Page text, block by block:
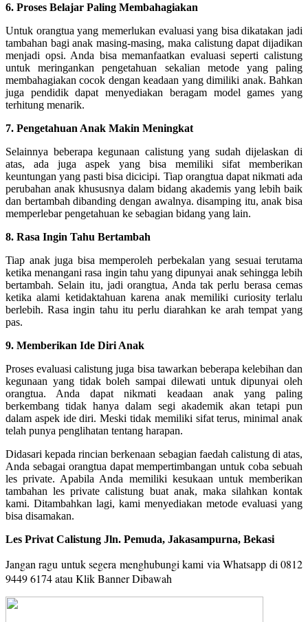
6. Proses Belajar Paling Membahagiakan
Untuk orangtua yang memerlukan evaluasi yang bisa dikatakan jadi
tambahan bagi anak masing-masing, maka calistung dapat dijadikan
menjadi opsi. Anda bisa memanfaatkan evaluasi seperti calistung
untuk meringankan pengetahuan sekalian metode yang paling
membahagiakan cocok dengan keadaan yang dimiliki anak. Bahkan
juga pendidik dapat menyediakan beragam model games yang
terhitung menarik.
7. Pengetahuan Anak Makin Meningkat
Selainnya beberapa kegunaan calistung yang sudah dijelaskan di
atas, ada juga aspek yang bisa memiliki sifat memberikan
keuntungan yang pasti bisa dicicipi. Tiap orangtua dapat nikmati ada
perubahan anak khususnya dalam bidang akademis yang lebih baik
dan bertambah dibanding dengan awalnya. disamping itu, anak bisa
memperlebar pengetahuan ke sebagian bidang yang lain.
8. Rasa Ingin Tahu Bertambah
Tiap anak juga bisa memperoleh perbekalan yang sesuai terutama
ketika menangani rasa ingin tahu yang dipunyai anak sehingga lebih
bertambah. Selain itu, jadi orangtua, Anda tak perlu berasa cemas
ketika alami ketidaktahuan karena anak memiliki curiosity terlalu
berlebih. Rasa ingin tahu itu perlu diarahkan ke arah tempat yang
pas.
9. Memberikan Ide Diri Anak
Proses evaluasi calistung juga bisa tawarkan beberapa kelebihan dan
kegunaan yang tidak boleh sampai dilewati untuk dipunyai oleh
orangtua. Anda dapat nikmati keadaan anak yang paling
berkembang tidak hanya dalam segi akademik akan tetapi pun
dalam aspek ide diri. Meski tidak memiliki sifat terus, minimal anak
telah punya penglihatan tentang harapan.
Didasari kepada rincian berkenaan sebagian faedah calistung di atas,
Anda sebagai orangtua dapat mempertimbangan untuk coba sebuah
les private. Apabila Anda memiliki kesukaan untuk memberikan
tambahan les private calistung buat anak, maka silahkan kontak
kami. Ditambahkan lagi, kami menyediakan metode evaluasi yang
bisa disamakan.
Les Privat Calistung Jln. Pemuda, Jakasampurna, Bekasi
Jangan ragu untuk segera menghubungi kami via Whatsapp di 0812
9449 6174 atau Klik Banner Dibawah